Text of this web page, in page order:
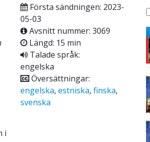
i
Första sändningen: 2023-
05-03
Avsnitt nummer: 3069
Längd: 15 min
Talade språk:
engelska
Översättningar:
engelska, estniska, finska,
svenska